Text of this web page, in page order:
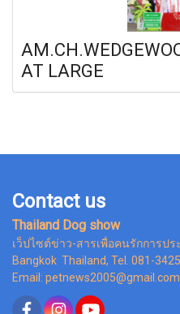
AT LARGE
Contact us
Thailand Dog show
เว็ปไซต์ข่าว-สารเพื่อคนรักการป
Bangkok Thailand, Tel. 081-
Email: petnews2005@gmail.com